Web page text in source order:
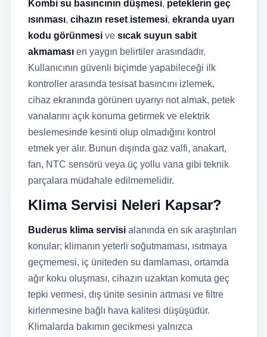
Kombi su basıncının düşmesi, peteklerin geç
ısınması, cihazın reset istemesi, ekranda uyarı
kodu görünmesi ve sıcak suyun sabit
akmaması en yaygın belirtiler arasındadır.
Kullanıcının güvenli biçimde yapabileceği ilk
kontroller arasında tesisat basıncını izlemek,
cihaz ekranında görünen uyarıyı not almak, petek
vanalarını açık konuma getirmek ve elektrik
beslemesinde kesinti olup olmadığını kontrol
etmek yer alır. Bunun dışında gaz valfi, anakart,
fan, NTC sensörü veya üç yollu vana gibi teknik
parçalara müdahale edilmemelidir.
Klima Servisi Neleri Kapsar?
Buderus klima servisi alanında en sık araştırılan
konular; klimanın yeterli soğutmaması, ısıtmaya
geçmemesi, iç üniteden su damlaması, ortamda
ağır koku oluşması, cihazın uzaktan komuta geç
tepki vermesi, dış ünite sesinin artması ve filtre
kirlenmesine bağlı hava kalitesi düşüşüdür.
Klimalarda bakımın gecikmesi yalnızca